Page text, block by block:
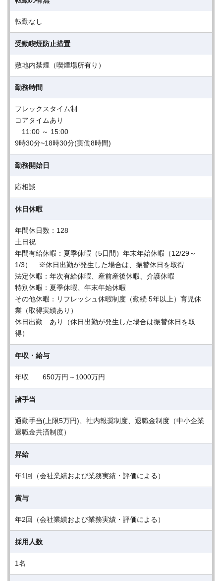
転勤なし
受動喫煙防止措置
敷地内禁煙（喫煙場所有り）
勤務時間
フレックスタイム制
コアタイムあり
11:00 ～ 15:00
9時30分~18時30分(実働8時間)
勤務開始日
応相談
休日休暇
年間休日数：128
土日祝
年間有給休暇：夏季休暇（5日間）年末年始休暇（12/29～
1/3） ※休日出勤が発生した場合は、振替休日を取得
法定休暇：年次有給休暇、産前産後休暇、介護休暇
特別休暇：夏季休暇、年末年始休暇
その他休暇：リフレッシュ休暇制度（勤続 5年以上）育児休
業（取得実績あり）
休日出勤 あり（休日出勤が発生した場合は振替休日を取
得）
年収・給与
年収 650万円～1000万円
諸手当
通勤手当(上限5万円)、社内報奨制度、退職金制度（中小企業
退職金共済制度）
昇給
年1回（会社業績および業務実績・評価による）
賞与
年2回（会社業績および業務実績・評価による）
採用人数
1名